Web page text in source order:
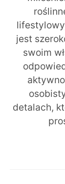
jest
swoim
detalach,